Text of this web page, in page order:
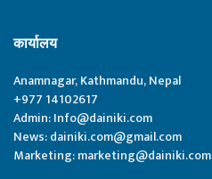
कार्यालय
Anamnagar, Kathmandu, Nepal
+977 14102617
Admin:Info@dainiki.com
News:dainiki.com@gmail.com
Marketing:marketing@dainiki.com